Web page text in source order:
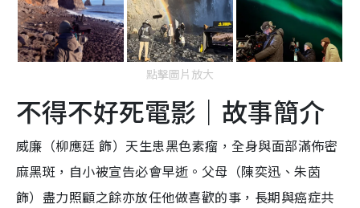
點擊圖片放大
不得不好死電影｜故事簡介
威廉（柳應廷 飾）天生患黑色素瘤，全身與面部滿佈密
麻黑斑，自小被宣告必會早逝。父母（陳奕迅、朱茵
飾）盡力照顧之餘亦放任他做喜歡的事，長期與癌症共